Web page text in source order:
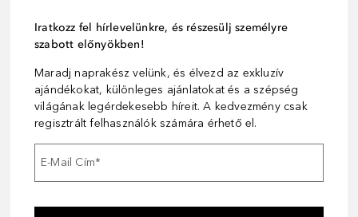
Iratkozz fel hírlevelünkre, és részesülj személyre
szabott előnyökben!
Maradj naprakész velünk, és élvezd az exkluzív
ajándékokat, különleges ajánlatokat és a szépség
világának legérdekesebb híreit. A kedvezmény csak
regisztrált felhasználók számára érhető el.
E-Mail Cím*